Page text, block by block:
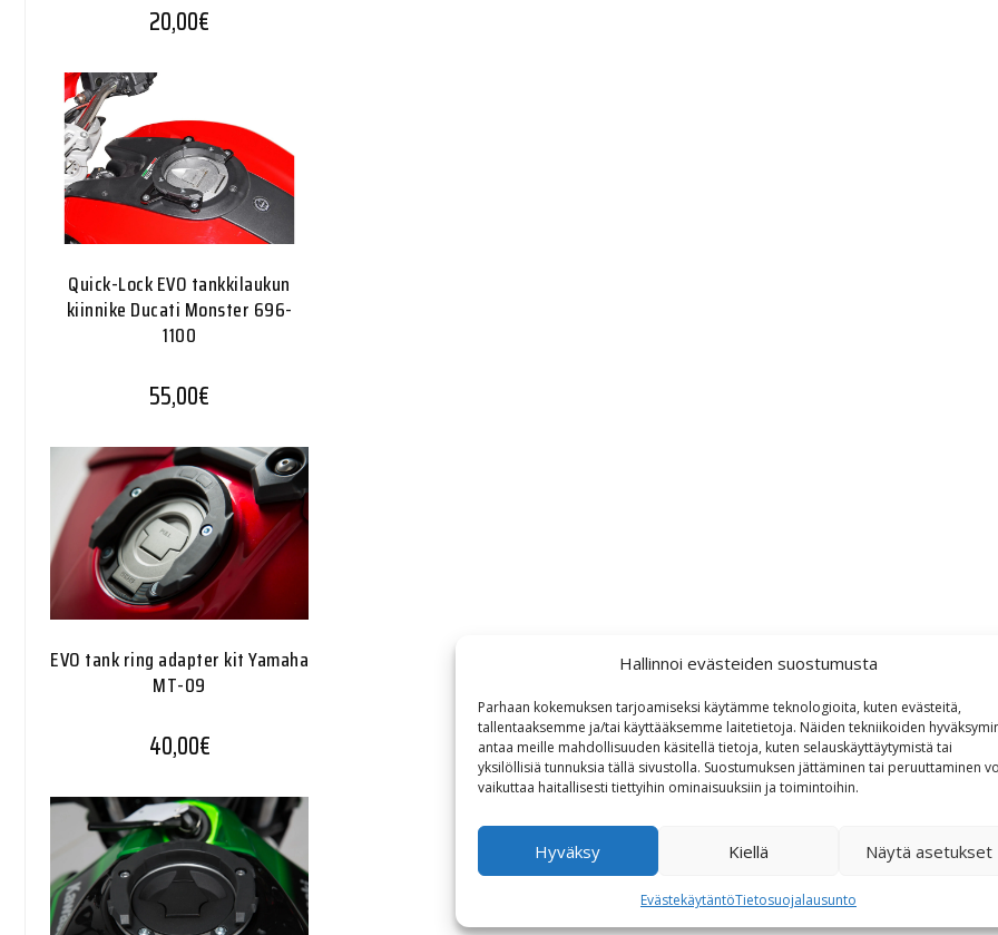
Hallinnoi evästeiden suostumusta
Parhaan kokemuksen tarjoamiseksi käytämme teknologioita, kuten evästeitä,
tallentaaksemme ja/tai käyttääksemme laitetietoja. Näiden tekniikoiden
antaa meille mahdollisuuden käsitellä tietoja, kuten selauskäyttäytymistä tai
yksilöllisiä tunnuksia tällä sivustolla. Suostumuksen jättäminen tai peruuttaminen
vaikuttaa haitallisesti tiettyihin ominaisuuksiin ja toimintoihin.
Hyväksy Kiellä Näytä asetukset
EvästekäytäntöTietosuojalausunto
20,00€
Quick-Lock EVO tankkilaukun
kiinnike Ducati Monster 696-
1100
55,00€
EVO tank ring adapter kit Yamaha
MT-09
40,00€